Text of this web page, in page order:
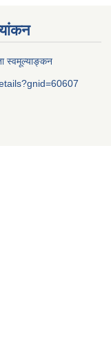
स्वमूल्याङ्कन